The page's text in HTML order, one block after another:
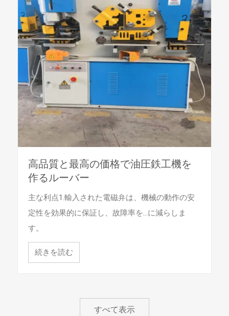
高品質と最高の価格で油圧鉄工機を
作るルーバー
主な利点1.輸入された電磁弁は、機械の動作の安
定性を効果的に保証し、故障率を…に減らしま
す。
続きを読む
すべて表示